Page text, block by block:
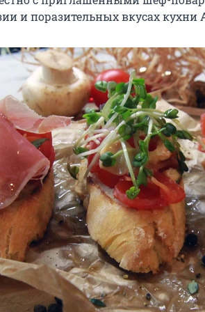
и поразительных вкусах кухни